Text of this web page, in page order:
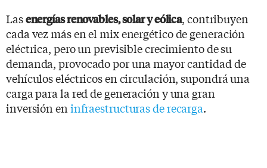
Lasenergías renovables, solar y eólica, contribuyen
cada vez más en el mix energético de generación
eléctrica, pero un previsible crecimiento de su
demanda, provocado por una mayor cantidad de
vehículos eléctricos en circulación, supondrá una
carga para la red de generación y una gran
inversión eninfraestructuras de recarga.